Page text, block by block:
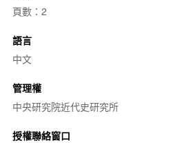
頁數：2
語言
中文
管理權
中央研究院近代史研究所
授權聯絡窗口